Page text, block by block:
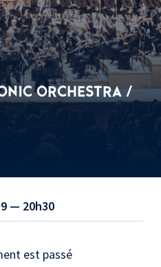
ORCHESTRA /
— 20h30
est passé